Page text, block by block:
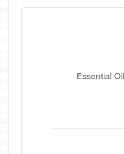
Essential